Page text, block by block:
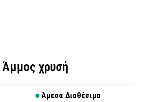
Άμμος χρυσή
Άμεσα Διαθέσιμο